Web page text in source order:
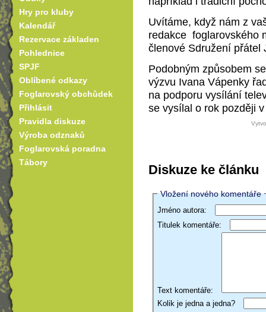
Uvítáme, když nám z
redakce foglarovského
členové Sdružení přátel
Podobným způsobem
výzvu Ivana Vápenky
na podporu vysílání
se vysílal o rok později
Diskuze ke článku
Vložení nového komentáře
Jméno autora:
Titulek komentáře:
Text komentáře:
Kolik je jedna a jedna?
Hry pro kluby
Kalendář
Rezervace základen
Pohlednice
SPJF
Oblíbené odkazy
Foglarovský obchůdek
Přihlásit
Pravidla diskuze
Výroba odznaků
Foglarovská poradna
Tábory